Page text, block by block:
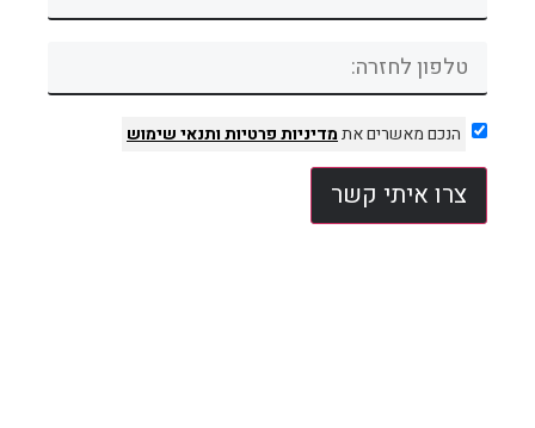
הנכם מאשרים אתמדיניות פרטיותותנאי שימוש
צרו איתי קשר